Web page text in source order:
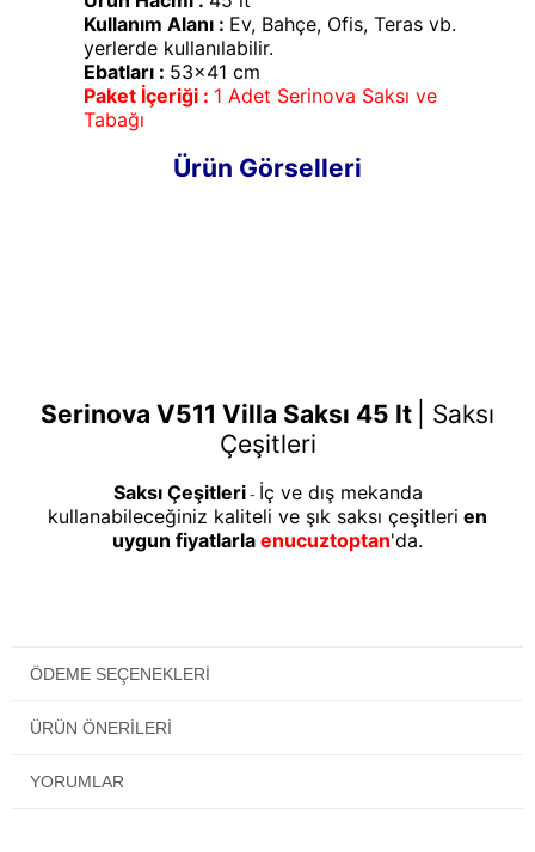
Kullanım Alanı : Ev, Bahçe, Ofis, Teras vb.
yerlerde kullanılabilir.
Ebatları : 53x41 cm
Paket İçeriği : 1 Adet Serinova Saksı ve
Tabağı
Ürün Görselleri
Serinova V511 Villa Saksı 45 lt
Saksı
Çeşitleri
Saksı Çeşitleri- İç ve dış mekanda
kullanabileceğiniz kaliteli ve şık saksı çeşitleri en
uygun fiyatlarla enucuztoptan'da.
ÖDEME SEÇENEKLERI
ÜRÜN ÖNERILERI
YORUMLAR